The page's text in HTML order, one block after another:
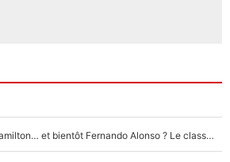
Max Verstappen, Lewis Hamilton… et bientôt Fernando Alonso ? Le classement des pilotes les mieux payés en Formule 1 risque de changer !